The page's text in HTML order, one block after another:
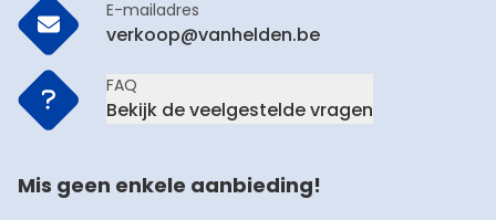
E-mailadres
verkoop@vanhelden.be
FAQ
Bekijk de veelgestelde vragen
Mis geen enkele aanbieding!